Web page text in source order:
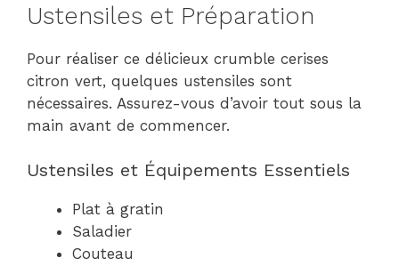
Ustensiles et Préparation
Pour réaliser ce délicieux crumble cerises
citron vert, quelques ustensiles sont
nécessaires. Assurez-vous d’avoir tout sous la
main avant de commencer.
Ustensiles et Équipements Essentiels
Plat à gratin
Saladier
Couteau